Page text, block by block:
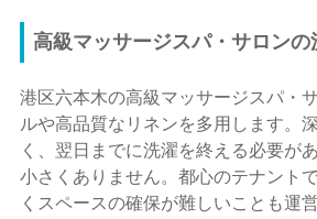
高級マッサージスパ・サロンの
港区六本木の高級マッサージスパ・
ルや高品質なリネンを多用します。
く、翌日までに洗濯を終える必要が
小さくありません。都心のテナント
くスペースの確保が難しいことも運